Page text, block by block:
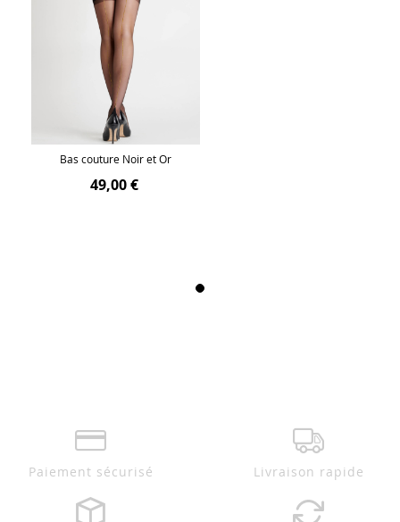
Bas couture Noir et Or
49,00 €
Paiement sécurisé Livraison rapide